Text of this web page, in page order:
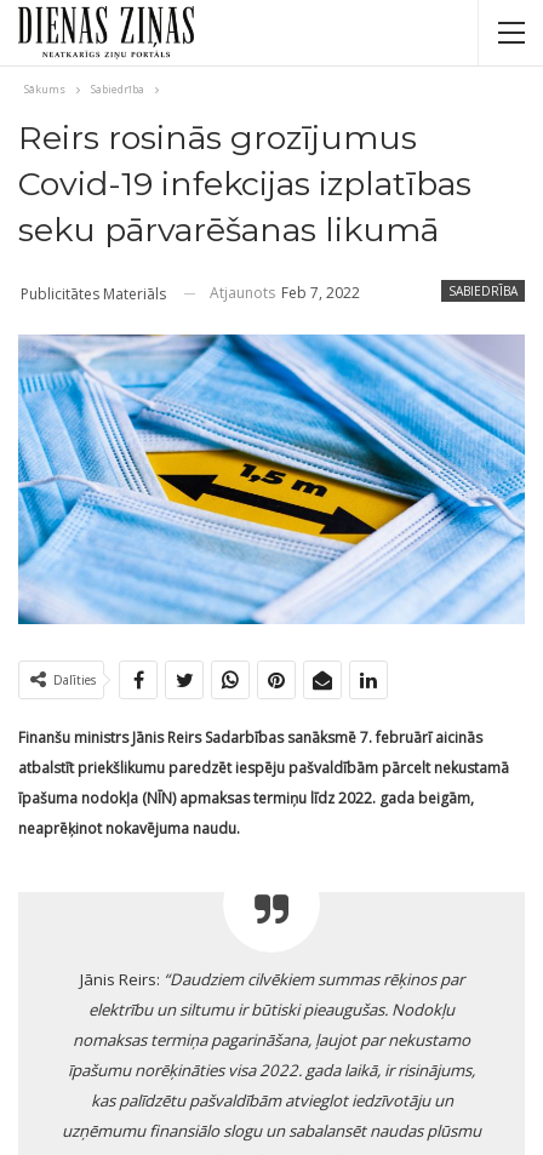
Sākums Sabiedrība
Reirs rosinās grozījumus
Covid-19 infekcijas izplatības
seku pārvarēšanas likumā
SABIEDRĪBA
Publicitātes Materiāls Atjaunots Feb 7, 2022
Dalīties
Finanšu ministrs Jānis Reirs Sadarbības sanāksmē 7. februārī aicinās
atbalstīt priekšlikumu paredzēt iespēju pašvaldībām pārcelt nekustamā
īpašuma nodokļa (NĪN) apmaksas termiņu līdz 2022. gada beigām,
neaprēķinot nokavējuma naudu.
Jānis Reirs: “Daudziem cilvēkiem summas rēķinos par
elektrību un siltumu ir būtiski pieaugušas. Nodokļu
nomaksas termiņa pagarināšana, ļaujot par nekustamo
īpašumu norēķināties visa 2022. gada laikā, ir risinājums,
kas palīdzētu pašvaldībām atvieglot iedzīvotāju un
uzņēmumu finansiālo slogu un sabalansēt naudas plūsmu